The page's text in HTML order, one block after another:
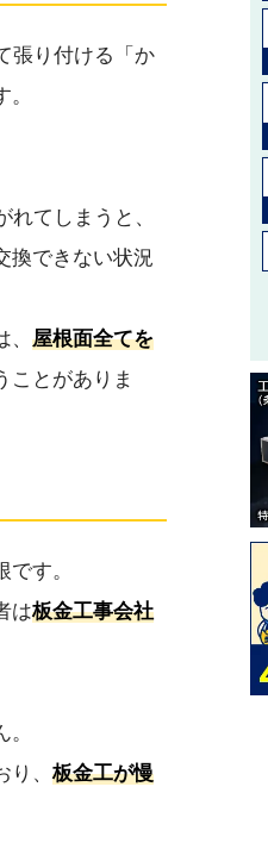
張り付ける「か
てしまうと、
換できない状況
屋根面全てを
ことがありま
す。
は板金工事会社
、 板金工が慢